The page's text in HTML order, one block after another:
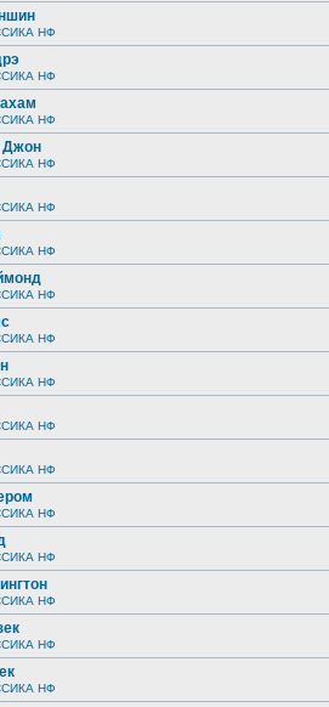
НФ
НФ
НФ
НФ
НФ
НФ
НФ
НФ
НФ
НФ
НФ
НФ
НФ
НФ
НФ
НФ